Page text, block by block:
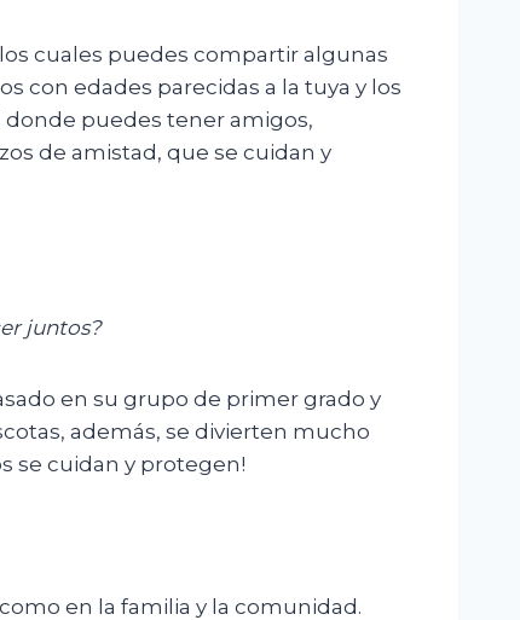
cuales puedes compartir algunas
con edades parecidas a la tuya y los
puedes tener amigos,
de amistad, que se cuidan y
juntos?
en su grupo de primer grado y
además, se divierten mucho
se cuidan y protegen!
en la familia y la comunidad.